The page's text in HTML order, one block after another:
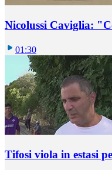
Nicolussi Caviglia:
01:30
Tifosi viola in estasi